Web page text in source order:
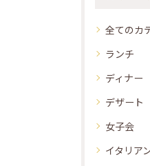
全てのカ
ランチ
ディナー
デザート
女子会
イタリア